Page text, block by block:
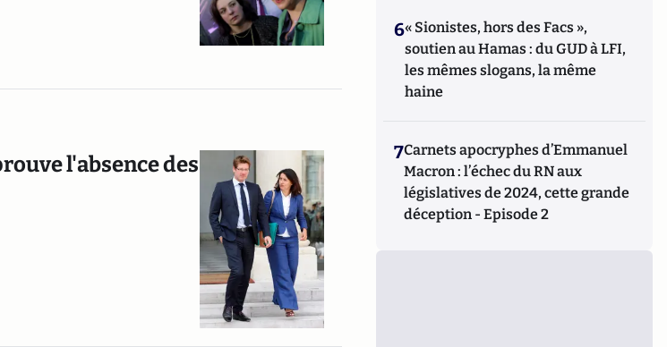
l'absence des
6« Sionistes, hors des Facs »,
soutien au Hamas : du GUD à LFI,
les mêmes slogans, la même
haine
7Carnets apocryphes d’Emmanuel
Macron : l’échec du RN aux
législatives de 2024, cette grande
déception - Episode 2